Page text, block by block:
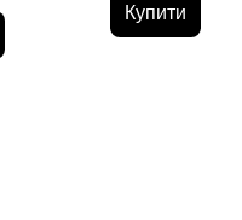
Купити